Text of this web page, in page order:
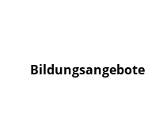
Bildungsangebote